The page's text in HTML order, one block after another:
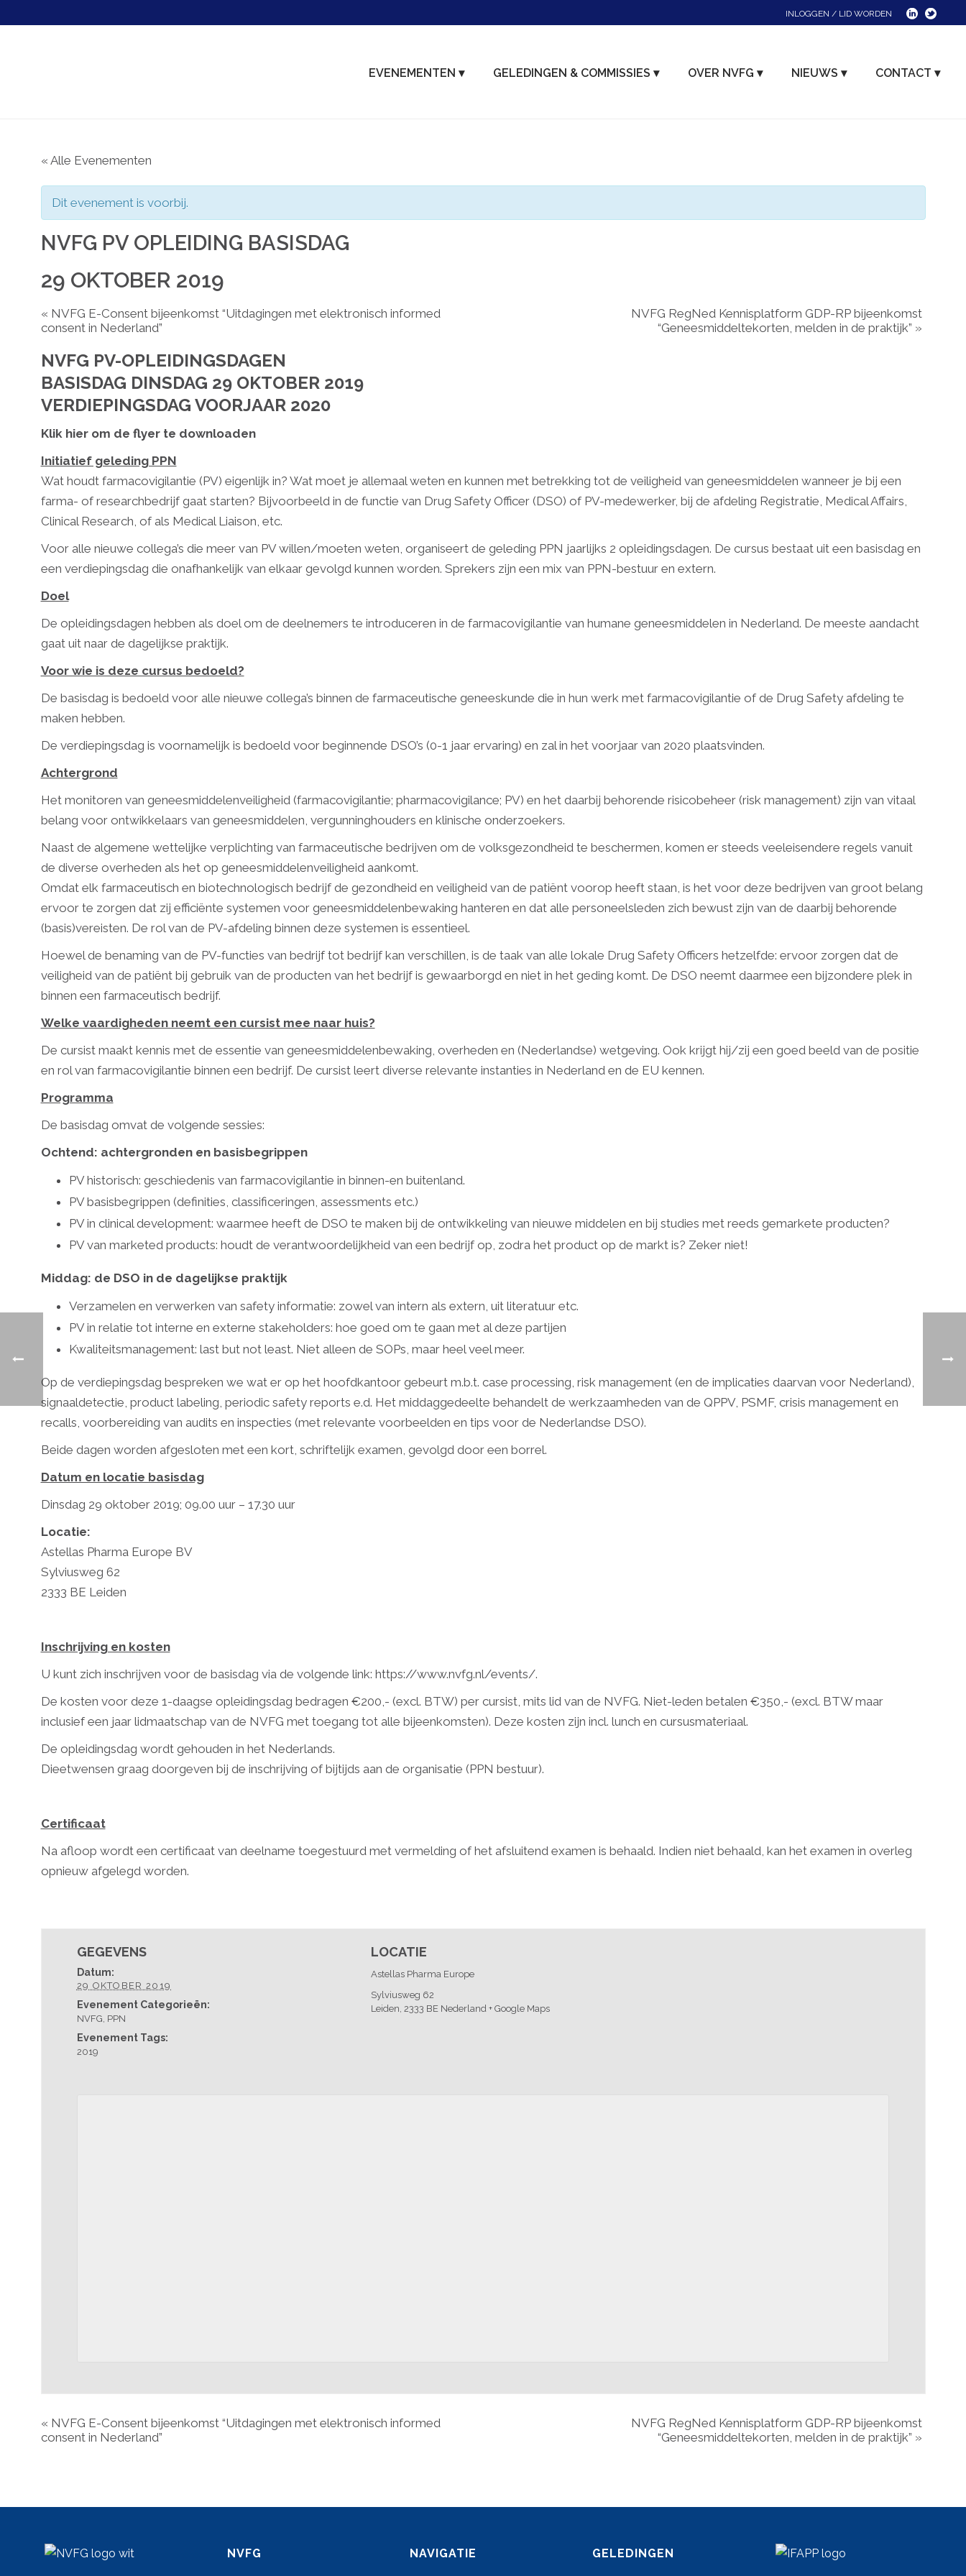
INLOGGEN / LID WORDEN
EVENEMENTEN ▾ GELEDINGEN & COMMISSIES ▾ OVER NVFG ▾ NIEUWS ▾ CONTACT ▾
« Alle Evenementen
Dit evenement is voorbij.
NVFG PV OPLEIDING BASISDAG
29 OKTOBER 2019
« NVFG E-Consent bijeenkomst “Uitdagingen met elektronisch informed
consent in Nederland”
NVFG RegNed Kennisplatform GDP-RP bijeenkomst
“Geneesmiddeltekorten, melden in de praktijk” »
NVFG PV-OPLEIDINGSDAGEN
BASISDAG DINSDAG 29 OKTOBER 2019
VERDIEPINGSDAG VOORJAAR 2020
Klik hier om de flyer te downloaden
Initiatief geleding PPN
Wat houdt farmacovigilantie (PV) eigenlijk in? Wat moet je allemaal weten en kunnen met betrekking tot de veiligheid van geneesmiddelen wanneer je bij een
farma- of researchbedrijf gaat starten? Bijvoorbeeld in de functie van Drug Safety Officer (DSO) of PV-medewerker, bij de afdeling Registratie, Medical Affairs,
Clinical Research, of als Medical Liaison, etc.
Voor alle nieuwe collega’s die meer van PV willen/moeten weten, organiseert de geleding PPN jaarlijks 2 opleidingsdagen. De cursus bestaat uit een basisdag en
een verdiepingsdag die onafhankelijk van elkaar gevolgd kunnen worden. Sprekers zijn een mix van PPN-bestuur en extern.
Doel
De opleidingsdagen hebben als doel om de deelnemers te introduceren in de farmacovigilantie van humane geneesmiddelen in Nederland. De meeste aandacht
gaat uit naar de dagelijkse praktijk.
Voor wie is deze cursus bedoeld?
De basisdag is bedoeld voor alle nieuwe collega’s binnen de farmaceutische geneeskunde die in hun werk met farmacovigilantie of de Drug Safety afdeling te
maken hebben.
De verdiepingsdag is voornamelijk is bedoeld voor beginnende DSO’s (0-1 jaar ervaring) en zal in het voorjaar van 2020 plaatsvinden.
Achtergrond
Het monitoren van geneesmiddelenveiligheid (farmacovigilantie; pharmacovigilance; PV) en het daarbij behorende risicobeheer (risk management) zijn van vitaal
belang voor ontwikkelaars van geneesmiddelen, vergunninghouders en klinische onderzoekers.
Naast de algemene wettelijke verplichting van farmaceutische bedrijven om de volksgezondheid te beschermen, komen er steeds veeleisendere regels vanuit
de diverse overheden als het op geneesmiddelenveiligheid aankomt.
Omdat elk farmaceutisch en biotechnologisch bedrijf de gezondheid en veiligheid van de patiënt voorop heeft staan, is het voor deze bedrijven van groot belang
ervoor te zorgen dat zij efficiënte systemen voor geneesmiddelenbewaking hanteren en dat alle personeelsleden zich bewust zijn van de daarbij behorende
(basis)vereisten. De rol van de PV-afdeling binnen deze systemen is essentieel.
Hoewel de benaming van de PV-functies van bedrijf tot bedrijf kan verschillen, is de taak van alle lokale Drug Safety Officers hetzelfde: ervoor zorgen dat de
veiligheid van de patiënt bij gebruik van de producten van het bedrijf is gewaarborgd en niet in het geding komt. De DSO neemt daarmee een bijzondere plek in
binnen een farmaceutisch bedrijf.
Welke vaardigheden neemt een cursist mee naar huis?
De cursist maakt kennis met de essentie van geneesmiddelenbewaking, overheden en (Nederlandse) wetgeving. Ook krijgt hij/zij een goed beeld van de positie
en rol van farmacovigilantie binnen een bedrijf. De cursist leert diverse relevante instanties in Nederland en de EU kennen.
Programma
De basisdag omvat de volgende sessies:
Ochtend: achtergronden en basisbegrippen
PV historisch: geschiedenis van farmacovigilantie in binnen-en buitenland.
PV basisbegrippen (definities, classificeringen, assessments etc.)
PV in clinical development: waarmee heeft de DSO te maken bij de ontwikkeling van nieuwe middelen en bij studies met reeds gemarkete producten?
PV van marketed products: houdt de verantwoordelijkheid van een bedrijf op, zodra het product op de markt is? Zeker niet!
Middag: de DSO in de dagelijkse praktijk
Verzamelen en verwerken van safety informatie: zowel van intern als extern, uit literatuur etc.
PV in relatie tot interne en externe stakeholders: hoe goed om te gaan met al deze partijen
Kwaliteitsmanagement: last but not least. Niet alleen de SOPs, maar heel veel meer.
Op de verdiepingsdag bespreken we wat er op het hoofdkantoor gebeurt m.b.t. case processing, risk management (en de implicaties daarvan voor Nederland),
signaaldetectie, product labeling, periodic safety reports e.d. Het middaggedeelte behandelt de werkzaamheden van de QPPV, PSMF, crisis management en
recalls, voorbereiding van audits en inspecties (met relevante voorbeelden en tips voor de Nederlandse DSO).
Beide dagen worden afgesloten met een kort, schriftelijk examen, gevolgd door een borrel.
Datum en locatie basisdag
Dinsdag 29 oktober 2019; 09.00 uur – 17.30 uur
Locatie:
Astellas Pharma Europe BV
Sylviusweg 62
2333 BE Leiden
Inschrijving en kosten
U kunt zich inschrijven voor de basisdag via de volgende link: https://www.nvfg.nl/events/.
De kosten voor deze 1-daagse opleidingsdag bedragen €200,- (excl. BTW) per cursist, mits lid van de NVFG. Niet-leden betalen €350,- (excl. BTW maar
inclusief een jaar lidmaatschap van de NVFG met toegang tot alle bijeenkomsten). Deze kosten zijn incl. lunch en cursusmateriaal.
De opleidingsdag wordt gehouden in het Nederlands.
Dieetwensen graag doorgeven bij de inschrijving of bijtijds aan de organisatie (PPN bestuur).
Certificaat
Na afloop wordt een certificaat van deelname toegestuurd met vermelding of het afsluitend examen is behaald. Indien niet behaald, kan het examen in overleg
opnieuw afgelegd worden.
GEGEVENS
Datum:
29 OKTOBER 2019
Evenement Categorieën:
NVFG, PPN
Evenement Tags:
2019
LOCATIE
Astellas Pharma Europe
Sylviusweg 62
Leiden 2333 BE Nederland + Google Maps
« NVFG E-Consent bijeenkomst “Uitdagingen met elektronisch informed
consent in Nederland”
NVFG RegNed Kennisplatform GDP-RP bijeenkomst
“Geneesmiddeltekorten, melden in de praktijk” »
NVFG NAVIGATIE GELEDINGEN